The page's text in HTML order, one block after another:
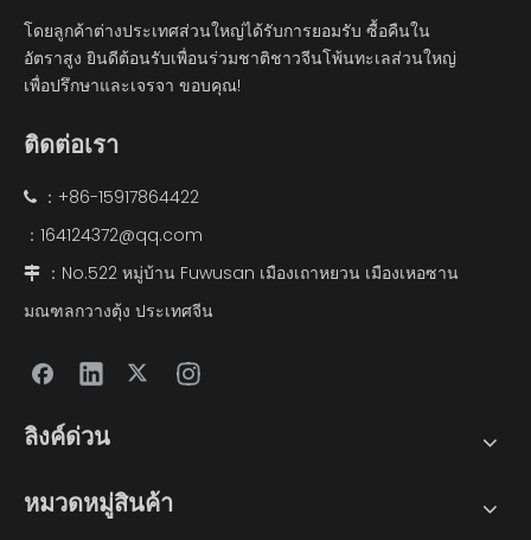
โดยลูกค้าต่างประเทศส่วนใหญ่ได้รับการยอมรับ ซื้อคืนใน
อัตราสูง ยินดีต้อนรับเพื่อนร่วมชาติชาวจีนโพ้นทะเลส่วนใหญ่
เพื่อปรึกษาและเจรจา ขอบคุณ!
ติดต่อเรา
 ：+86-15917864422
： 164124372@qq.com

：No.522 หมู่บ้าน Fuwusan เมืองเถาหยวน เมืองเหอซาน
มณฑลกวางตุ้ง ประเทศจีน
ลิงค์ด่วน
หมวดหมู่สินค้า